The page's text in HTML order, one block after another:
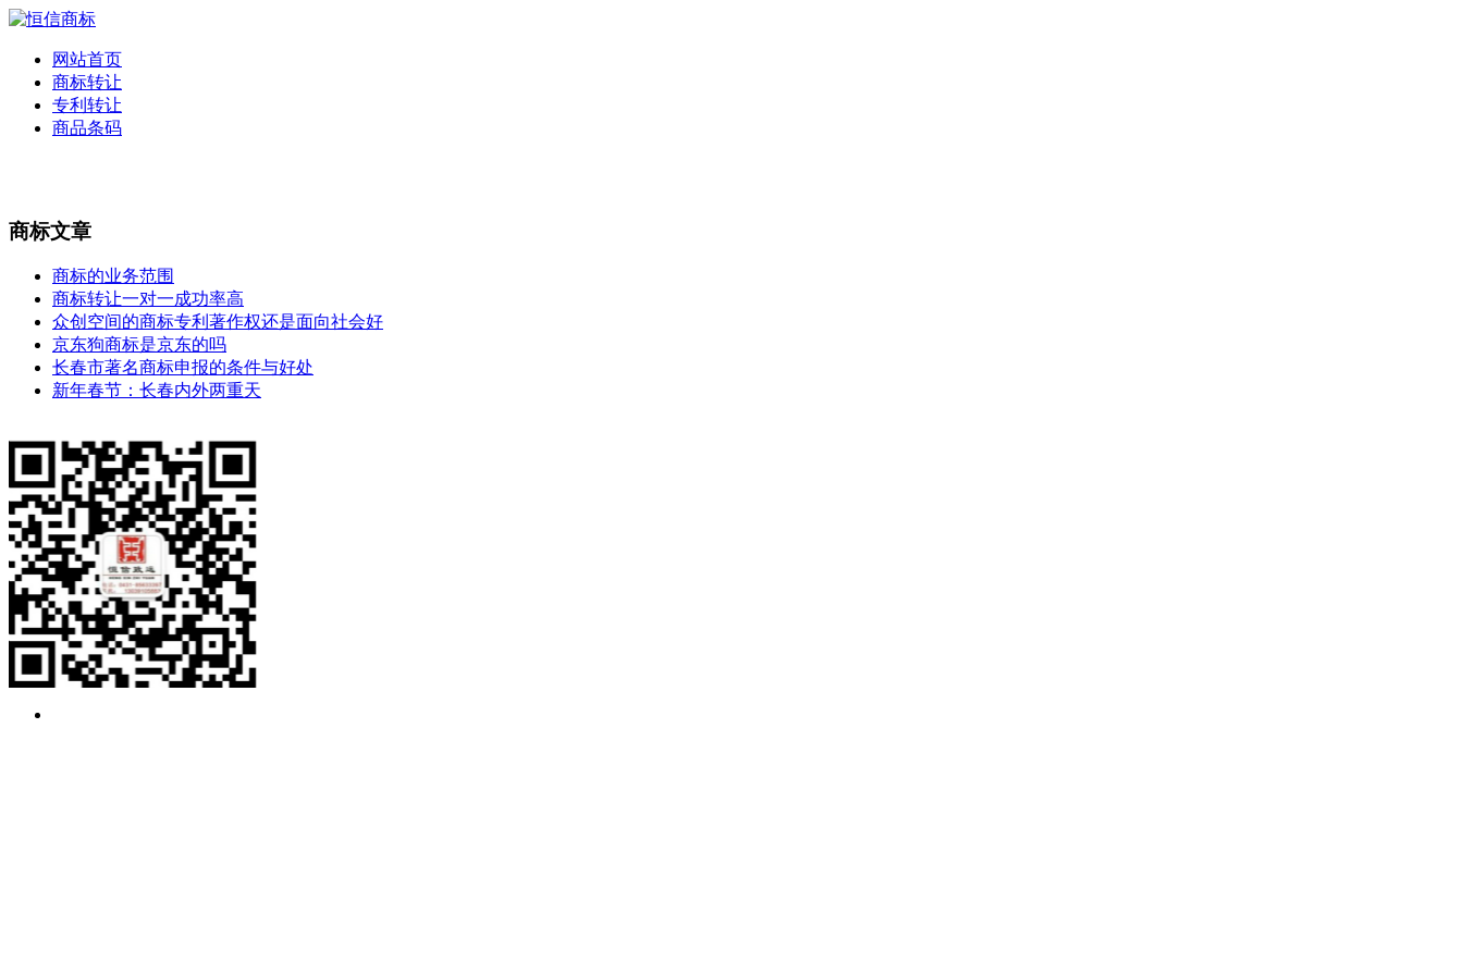
网站首页
商标转让
专利转让
商品条码
商标文章
商标的业务范围
商标转让一对一成功率高
众创空间的商标专利著作权还是面向社会好
京东狗商标是京东的吗
长春市著名商标申报的条件与好处
新年春节：长春内外两重天